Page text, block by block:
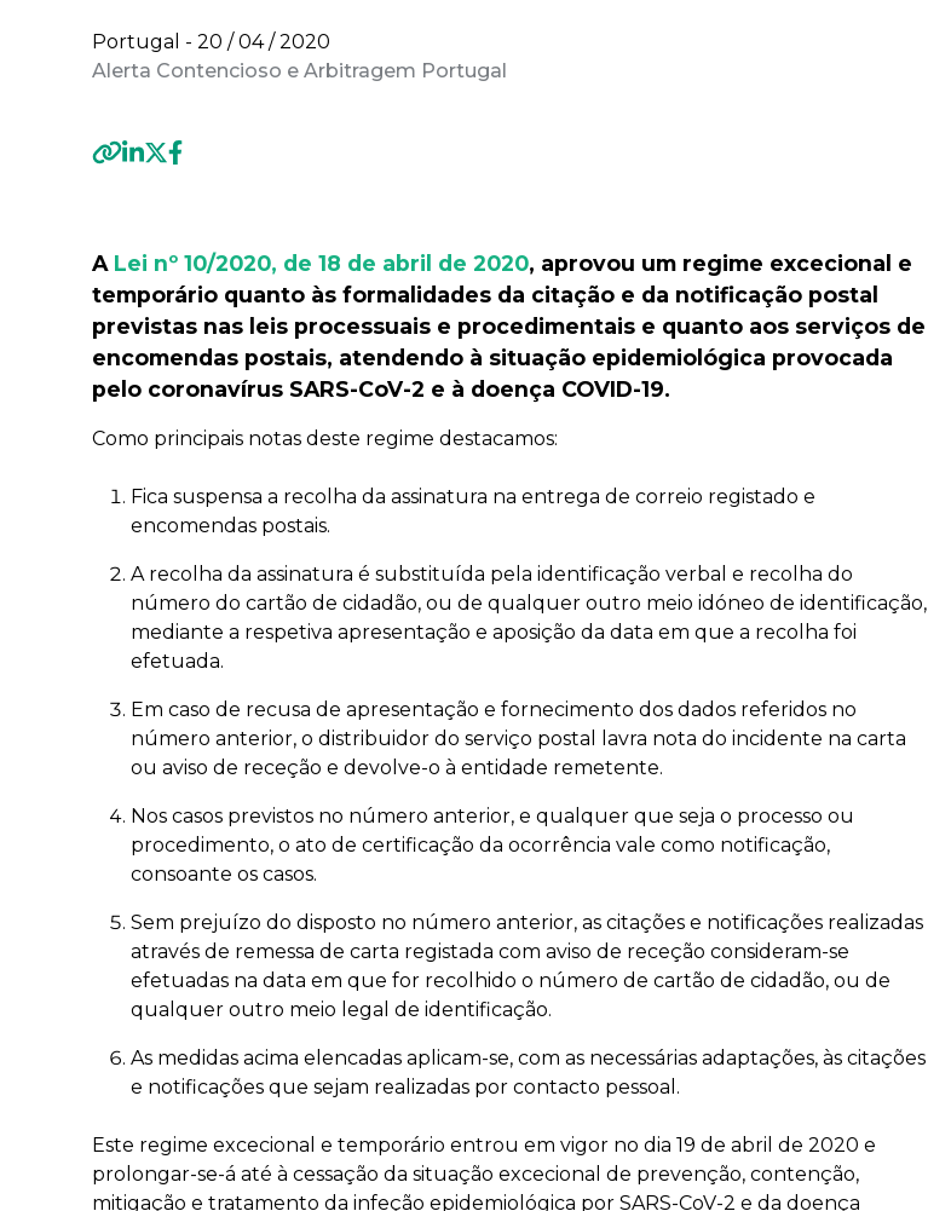
Portugal - 20 / 04 / 2020
Alerta Contencioso e Arbitragem Portugal
A Lei nº 10/2020, de 18 de abril de 2020, aprovou um regime excecional e
temporário quanto às formalidades da citação e da notificação postal
previstas nas leis processuais e procedimentais e quanto aos serviços de
encomendas postais, atendendo à situação epidemiológica provocada
pelo coronavírus SARS-CoV-2 e à doença COVID-19.
Como principais notas deste regime destacamos:
Fica suspensa a recolha da assinatura na entrega de correio registado e
encomendas postais.
A recolha da assinatura é substituída pela identificação verbal e recolha do
número do cartão de cidadão, ou de qualquer outro meio idóneo de identificação,
mediante a respetiva apresentação e aposição da data em que a recolha foi
efetuada.
Em caso de recusa de apresentação e fornecimento dos dados referidos no
número anterior, o distribuidor do serviço postal lavra nota do incidente na carta
ou aviso de receção e devolve-o à entidade remetente.
Nos casos previstos no número anterior, e qualquer que seja o processo ou
procedimento, o ato de certificação da ocorrência vale como notificação,
consoante os casos.
Sem prejuízo do disposto no número anterior, as citações e notificações realizadas
através de remessa de carta registada com aviso de receção consideram-se
efetuadas na data em que for recolhido o número de cartão de cidadão, ou de
qualquer outro meio legal de identificação.
As medidas acima elencadas aplicam-se, com as necessárias adaptações, às citações
e notificações que sejam realizadas por contacto pessoal.
Este regime excecional e temporário entrou em vigor no dia 19 de abril de 2020 e
prolongar-se-á até à cessação da situação excecional de prevenção, contenção,
mitigação e tratamento da infeção epidemiológica por SARS-CoV-2 e da doença